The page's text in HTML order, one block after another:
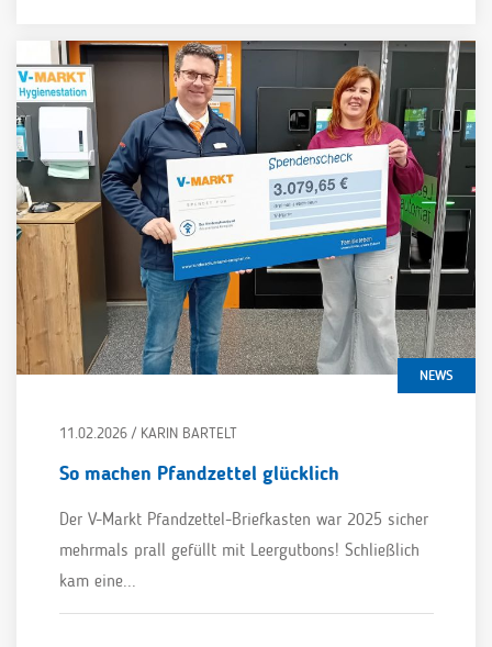
NEWS
11.02.2026 / KARIN BARTELT
So machen Pfandzettel glücklich
Der V-Markt Pfandzettel-Briefkasten war 2025 sicher
mehrmals prall gefüllt mit Leergutbons! Schließlich
kam eine...